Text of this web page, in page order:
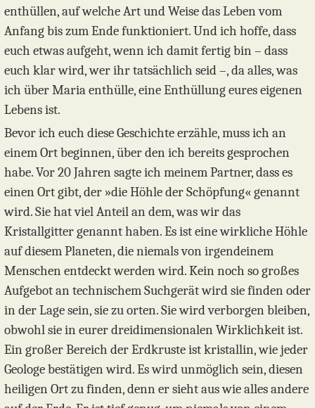
enthüllen, auf welche Art und Weise das Leben vom
Anfang bis zum Ende funktioniert. Und ich hoffe, dass
euch etwas aufgeht, wenn ich damit fertig bin – dass
euch klar wird, wer ihr tatsächlich seid –, da alles, was
ich über Maria enthülle, eine Enthüllung eures eigenen
Lebens ist.
Bevor ich euch diese Geschichte erzähle, muss ich an
einem Ort beginnen, über den ich bereits gesprochen
habe. Vor 20 Jahren sagte ich meinem Partner, dass es
einen Ort gibt, der »die Höhle der Schöpfung« genannt
wird. Sie hat viel Anteil an dem, was wir das
Kristallgitter genannt haben. Es ist eine wirkliche Höhle
auf diesem Planeten, die niemals von irgendeinem
Menschen entdeckt werden wird. Kein noch so großes
Aufgebot an technischem Suchgerät wird sie finden oder
in der Lage sein, sie zu orten. Sie wird verborgen bleiben,
obwohl sie in eurer dreidimensionalen Wirklichkeit ist.
Ein großer Bereich der Erdkruste ist kristallin, wie jeder
Geologe bestätigen wird. Es wird unmöglich sein, diesen
heiligen Ort zu finden, denn er sieht aus wie alles andere